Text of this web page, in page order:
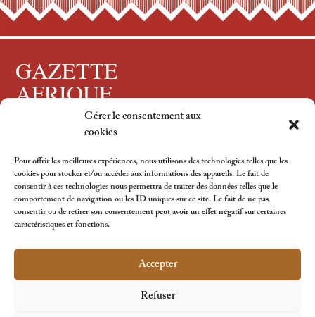
Gérer le consentement aux
cookies
Pour offrir les meilleures expériences, nous utilisons des technologies telles que les
cookies pour stocker et/ou accéder aux informations des appareils. Le fait de
consentir à ces technologies nous permettra de traiter des données telles que le
comportement de navigation ou les ID uniques sur ce site. Le fait de ne pas
consentir ou de retirer son consentement peut avoir un effet négatif sur certaines
caractéristiques et fonctions.
Accepter
Refuser
GAZETTE
AFRIQUE
Tous droits réservés, 2024
Suivez-nous